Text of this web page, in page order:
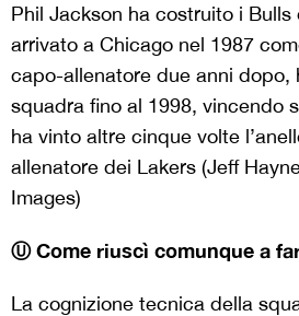
Phil Jackson ha costruito i Bulls
arrivato a Chicago nel 1987
capo-allenatore due anni dopo,
squadra fino al 1998, vincendo
ha vinto altre cinque volte
allenatore dei Lakers (Jeff
Images)
Ⓤ Come riuscì comunque a
La cognizione tecnica della